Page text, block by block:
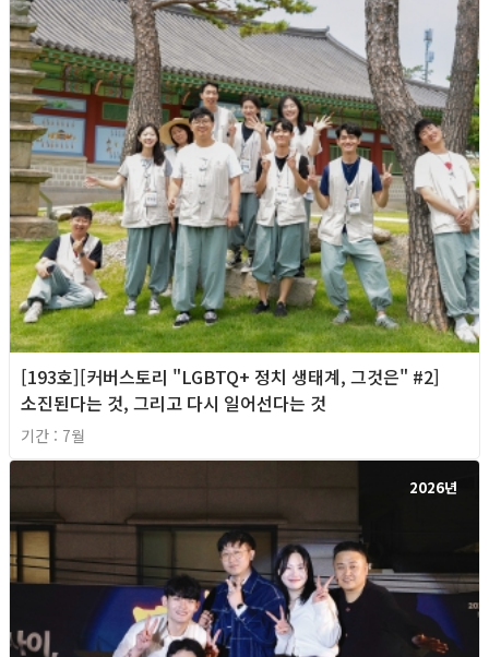
[193호][커버스토리 "LGBTQ+ 정치 생태계, 그것은" #2]
소진된다는 것, 그리고 다시 일어선다는 것
기간 : 7월
2026년